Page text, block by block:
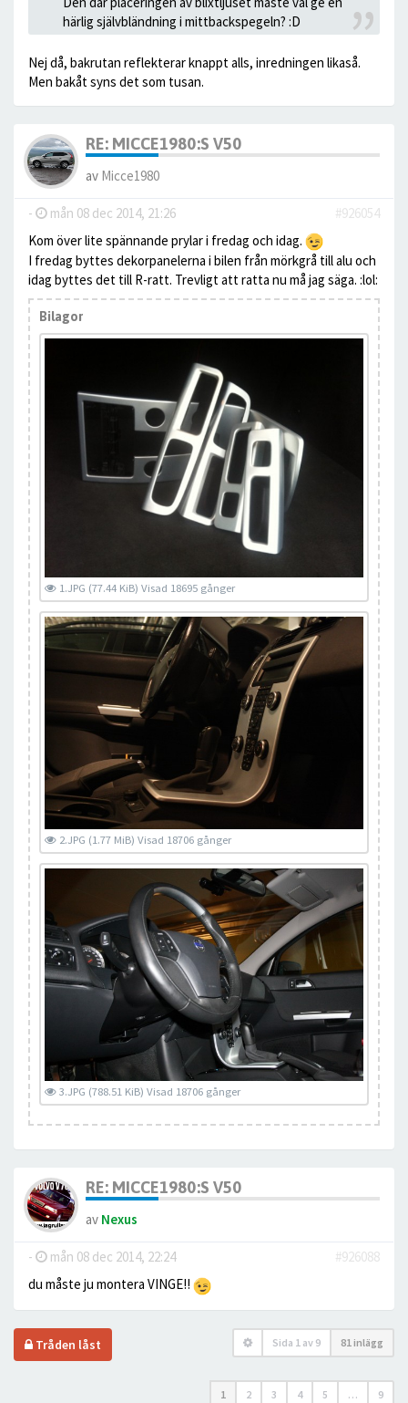
härlig självbländning i mittbackspegeln? :D
Nej då, bakrutan reflekterar knappt alls, inredningen likaså.
Men bakåt syns det som tusan.
RE: MICCE1980:S V50
av Micce1980
- mån 08 dec 2014, 21:26
#926054
Kom över lite spännande prylar i fredag och idag.
I fredag byttes dekorpanelerna i bilen från mörkgrå till alu och
idag byttes det till R-ratt. Trevligt att ratta nu må jag säga. :lol:
Bilagor
1.JPG (77.44 KiB) Visad 18695 gånger
2.JPG (1.77 MiB) Visad 18706 gånger
3.JPG (788.51 KiB) Visad 18706 gånger
RE: MICCE1980:S V50
av Nexus
- mån 08 dec 2014, 22:24
#926088
du måste ju montera VINGE!!
Tråden låst Sida 1 av 9 81 inlägg
1 2 3 4 5 … 9